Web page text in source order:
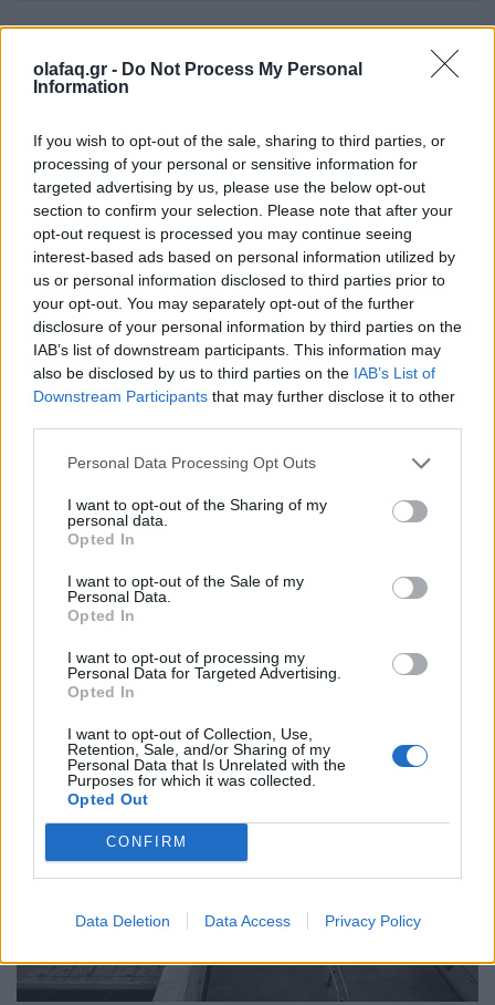
olafaq.gr - Do Not Process My Personal
Information
If you wish to opt-out of the sale, sharing to third parties, or
processing of your personal or sensitive information for
targeted advertising by us, please use the below opt-out
section to confirm your selection. Please note that after your
opt-out request is processed you may continue seeing
interest-based ads based on personal information utilized by
us or personal information disclosed to third parties prior to
your opt-out. You may separately opt-out of the further
disclosure of your personal information by third parties on the
IAB’s list of downstream participants. This information may
also be disclosed by us to third parties on the IAB’s List of
Downstream Participants that may further disclose it to other
Personal Data Processing Opt Outs
I want to opt-out of the Sharing of my
personal data.
Opted In
I want to opt-out of the Sale of my
Personal Data.
Opted In
I want to opt-out of processing my
Personal Data for Targeted Advertising.
Opted In
I want to opt-out of Collection, Use,
Retention, Sale, and/or Sharing of my
Personal Data that Is Unrelated with the
Purposes for which it was collected.
Opted Out
CONFIRM
Data Deletion Data Access Privacy Policy
Δείτε επίσης
Ελλάδα
Ώρα να μπερδευτούμε ξανά: Γυρίζουμε τα
ρολόγια μία ώρα πίσω γιατί… έτσι συνηθίσαμε
16.10.25
Την Κυριακή 26 Οκτωβρίου, στις 04:00 τα ξημερώματα, θα
ξαναζήσουμε το πιο παράλογο ευρωπαϊκό ραντεβού με τον
χρόνο: θα γυρίσουμε τα ρολόγια μας πίσω μία ώρα, για να
"εξοικονομήσουμε ενέργεια".